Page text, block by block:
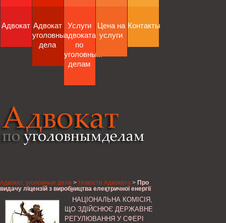
Адвокат Адвокат
уголовные
дела
Услуги
адвоката
по
уголовным
делам
Цена на
услуги
Контакты
Адвокат, уголовные дела > Новости Адвоката > Про
видачу ліцензій з виробництва електричної енергії
ПІДПРИЄМСТВУ „ЕНЕРГОГАРАНТ” ТОВ, Національна
комісія, що здійснює державне регулювання у сфері
енергетики
НАЦІОНАЛЬНА КОМІСІЯ,
ЩО ЗДІЙСНЮЄ ДЕРЖАВНЕ
РЕГУЛЮВАННЯ У СФЕРІ